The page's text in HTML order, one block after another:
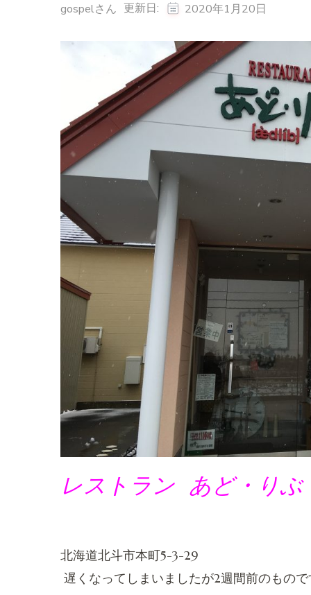
gospelさん 更新日: 2020年1月20日
レストラン あど・りぶ
北海道北斗市本町5-3-29
遅くなってしまいましたが2週間前のもの